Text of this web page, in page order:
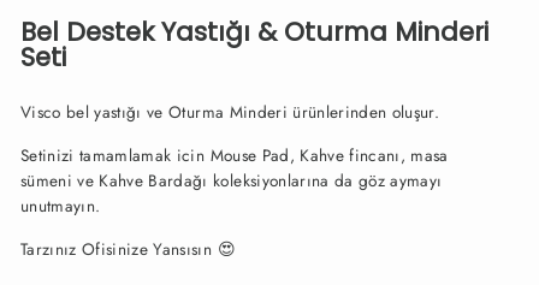
Bel Destek Yastığı & Oturma Minderi
Seti
Visco bel yastığı ve Oturma Minderi ürünlerinden oluşur.
Setinizi tamamlamak icin Mouse Pad, Kahve fincanı, masa
sümeni ve Kahve Bardağı koleksiyonlarına da göz aymayı
unutmayın.
Tarzınız Ofisinize Yansısın 😍